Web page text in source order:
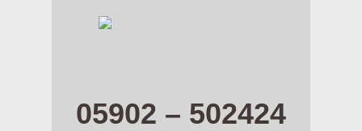
05902 – 502424